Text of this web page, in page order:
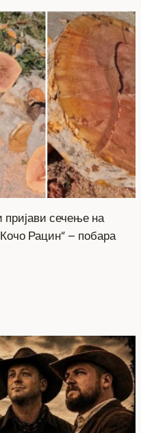
сечење на
Рацин“ – побара